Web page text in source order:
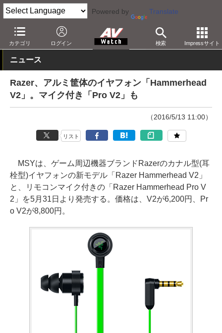
Powered by Translate
カテゴリ ログイン 検索 Impressサイト
AV Watch 製品 ヘッドフォン その他
ニュース
Razer、アルミ筐体のイヤフォン「Hammerhead
V2」。マイク付き「Pro V2」も
（2016/5/13 11:00）
リスト
MSYは、ゲーム周辺機器ブランドRazerのカナル型(耳
栓型)イヤフォンの新モデル「Razer Hammerhead V2」
と、リモコンマイク付きの「Razer Hammerhead Pro V
2」を5月31日より発売する。価格は、V2が6,200円、Pr
o V2が8,800円。